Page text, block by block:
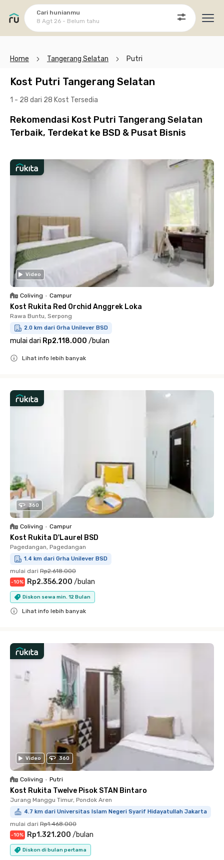
Cari hunianmu
8 Agt 26 - Belum tahu
Home Tangerang Selatan Putri
Kost Putri Tangerang Selatan
1 - 28 dari 28 Kost Tersedia
Rekomendasi Kost Putri Tangerang Selatan
Terbaik, Terdekat ke BSD & Pusat Bisnis
Video
Coliving • Campur
Kost Rukita Red Orchid Anggrek Loka
Rawa Buntu, Serpong
2.0 km dari Grha Unilever BSD
mulai dari Rp2.118.000 /bulan
Lihat info lebih banyak
360
Coliving • Campur
Kost Rukita D'Laurel BSD
Pagedangan, Pagedangan
1.4 km dari Grha Unilever BSD
mulai dari Rp2.618.000
-10% Rp2.356.200 /bulan
Diskon sewa min. 12 Bulan
Lihat info lebih banyak
Video 360
Coliving • Putri
Kost Rukita Twelve Pisok STAN Bintaro
Jurang Manggu Timur, Pondok Aren
4.7 km dari Universitas Islam Negeri Syarif Hidayatullah Jakarta
mulai dari Rp1.468.000
-10% Rp1.321.200 /bulan
Diskon di bulan pertama